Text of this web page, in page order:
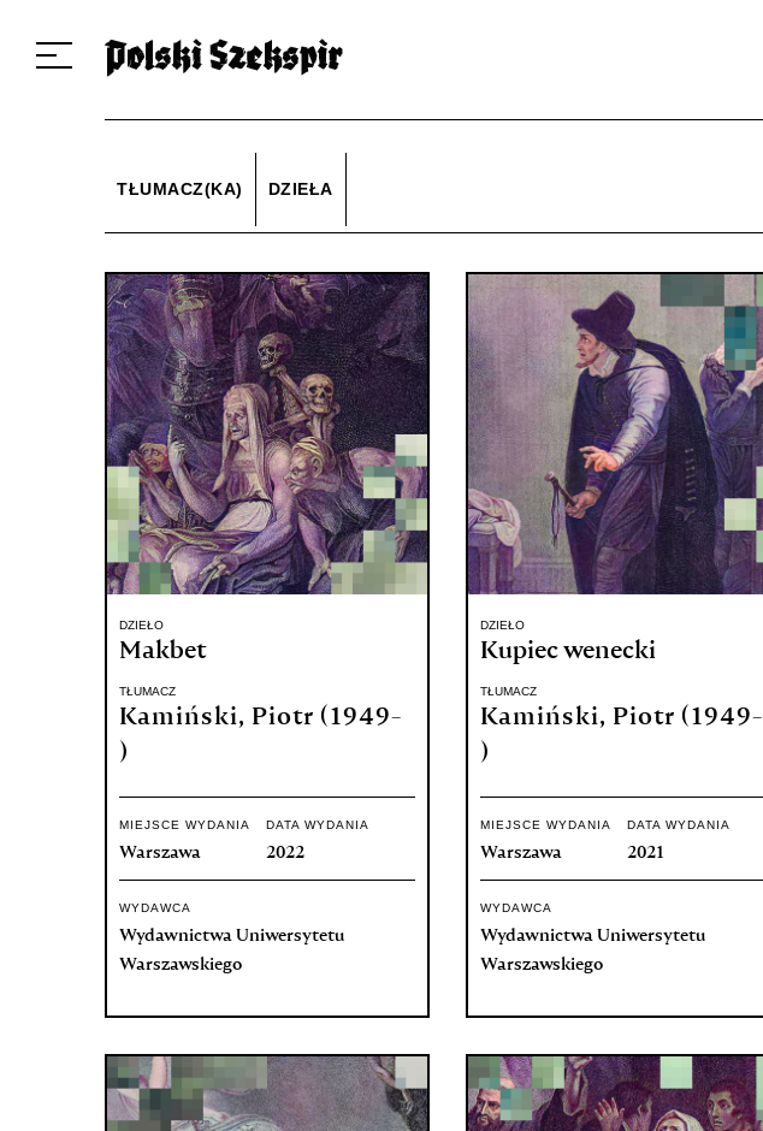
TŁUMACZ(KA) DZIEŁA
DZIEŁO
Makbet
TŁUMACZ
Kamiński, Piotr (1949-
)
MIEJSCE WYDANIA
Warszawa
DATA WYDANIA
2022
WYDAWCA
Wydawnictwa Uniwersytetu
Warszawskiego
DZIEŁO
Kupiec wenecki
TŁUMACZ
Kamiński, Piotr (1949-
)
MIEJSCE WYDANIA
Warszawa
DATA WYDANIA
2021
WYDAWCA
Wydawnictwa Uniwersytetu
Warszawskiego